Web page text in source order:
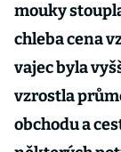
mouky
chleba cena
vajec byla
vzrostla
obchodu a